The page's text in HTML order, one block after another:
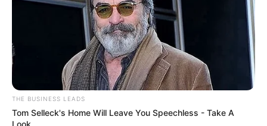
THE BUSINESS LEADS
Tom Selleck's Home Will Leave You Speechless - Take A